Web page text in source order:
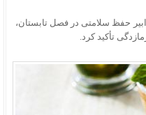
نوشیدن چای بالاتر از این دما
مناسب‌ترند؟
استاکر، انواع، نشانه‌ها و راه‌های مقابله
ویتامین هستند؟
از چرخه استرس خارج می‌کند؟
حفظ سلامتی در فصل تابستان،
تأکید کرد.